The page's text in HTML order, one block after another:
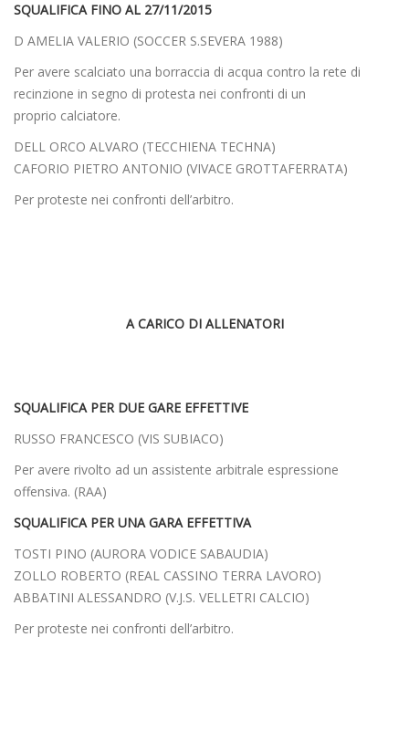
SQUALIFICA FINO AL 27/11/2015
D AMELIA VALERIO (SOCCER S.SEVERA 1988)
Per avere scalciato una borraccia di acqua contro la rete di
recinzione in segno di protesta nei confronti di un
proprio calciatore.
DELL ORCO ALVARO (TECCHIENA TECHNA)
CAFORIO PIETRO ANTONIO (VIVACE GROTTAFERRATA)
Per proteste nei confronti dell’arbitro.
A CARICO DI ALLENATORI
SQUALIFICA PER DUE GARE EFFETTIVE
RUSSO FRANCESCO (VIS SUBIACO)
Per avere rivolto ad un assistente arbitrale espressione
offensiva. (RAA)
SQUALIFICA PER UNA GARA EFFETTIVA
TOSTI PINO (AURORA VODICE SABAUDIA)
ZOLLO ROBERTO (REAL CASSINO TERRA LAVORO)
ABBATINI ALESSANDRO (V.J.S. VELLETRI CALCIO)
Per proteste nei confronti dell’arbitro.